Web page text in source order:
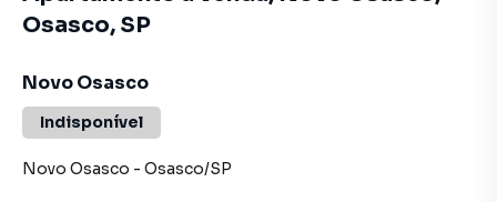
Osasco, SP
Novo Osasco
Indisponível
Novo Osasco - Osasco/SP